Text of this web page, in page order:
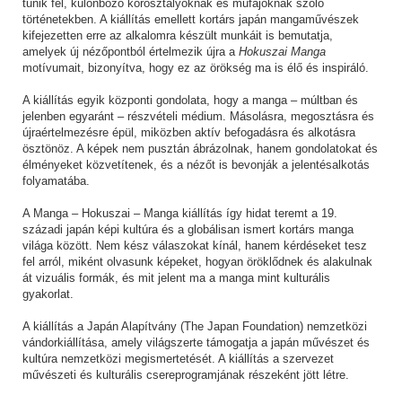
tűnik fel, különböző korosztályoknak és műfajoknak szóló
történetekben. A kiállítás emellett kortárs japán mangaművészek
kifejezetten erre az alkalomra készült munkáit is bemutatja,
amelyek új nézőpontból értelmezik újra a Hokuszai Manga
motívumait, bizonyítva, hogy ez az örökség ma is élő és inspiráló.
A kiállítás egyik központi gondolata, hogy a manga – múltban és
jelenben egyaránt – részvételi médium. Másolásra, megosztásra és
újraértelmezésre épül, miközben aktív befogadásra és alkotásra
ösztönöz. A képek nem pusztán ábrázolnak, hanem gondolatokat és
élményeket közvetítenek, és a nézőt is bevonják a jelentésalkotás
folyamatába.
A Manga – Hokuszai – Manga kiállítás így hidat teremt a 19.
századi japán képi kultúra és a globálisan ismert kortárs manga
világa között. Nem kész válaszokat kínál, hanem kérdéseket tesz
fel arról, miként olvasunk képeket, hogyan öröklődnek és alakulnak
át vizuális formák, és mit jelent ma a manga mint kulturális
gyakorlat.
A kiállítás a Japán Alapítvány (The Japan Foundation) nemzetközi
vándorkiállítása, amely világszerte támogatja a japán művészet és
kultúra nemzetközi megismertetését. A kiállítás a szervezet
művészeti és kulturális csereprogramjának részeként jött létre.